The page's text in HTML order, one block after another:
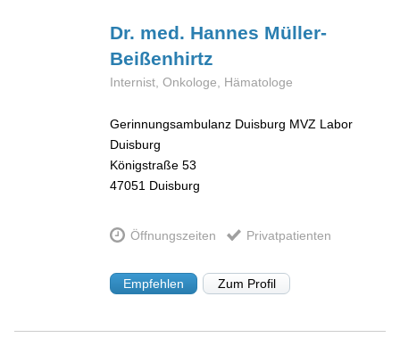
Dr. med. Hannes Müller-
Beißenhirtz
Internist, Onkologe, Hämatologe
Gerinnungsambulanz Duisburg MVZ Labor
Duisburg
Königstraße 53
47051 Duisburg
Öffnungszeiten Privatpatienten
Empfehlen Zum Profil